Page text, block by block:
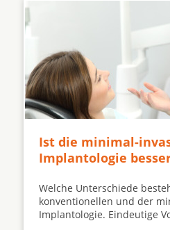
Ist die minimal-
Implantologie
Welche Unterschiede
konventionellen und der
Implantologie. Eindeutige